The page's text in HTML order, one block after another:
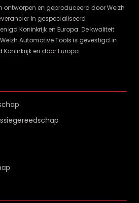
ontworpen en geproduceerd door Welzh
in gespecialiseerd
Koninkrijk en Europa. De kwaliteit
Automotive Tools is gevestigd in
Koninkrijk en door Europa.